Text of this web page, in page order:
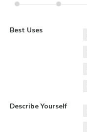
Best Uses
Describe Yourself